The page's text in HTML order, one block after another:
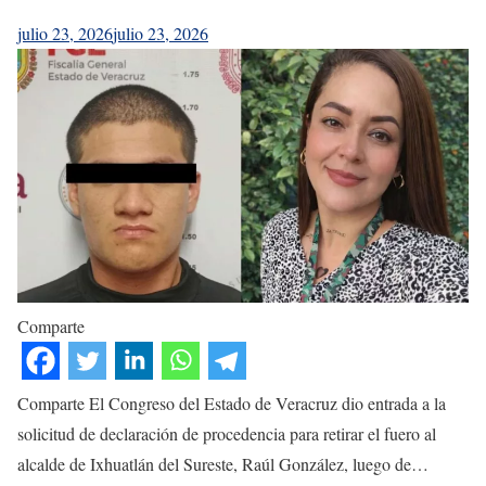
julio 23, 2026julio 23, 2026
Comparte
Comparte El Congreso del Estado de Veracruz dio entrada a la
solicitud de declaración de procedencia para retirar el fuero al
alcalde de Ixhuatlán del Sureste, Raúl González, luego de…